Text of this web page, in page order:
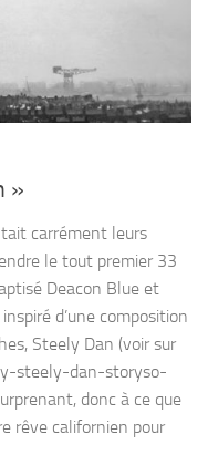
»
carrément leurs
le tout premier 33
Deacon Blue et
d’une composition
Steely Dan (voir sur
steely-dan-storyso-
donc à ce que
rêve californien pour